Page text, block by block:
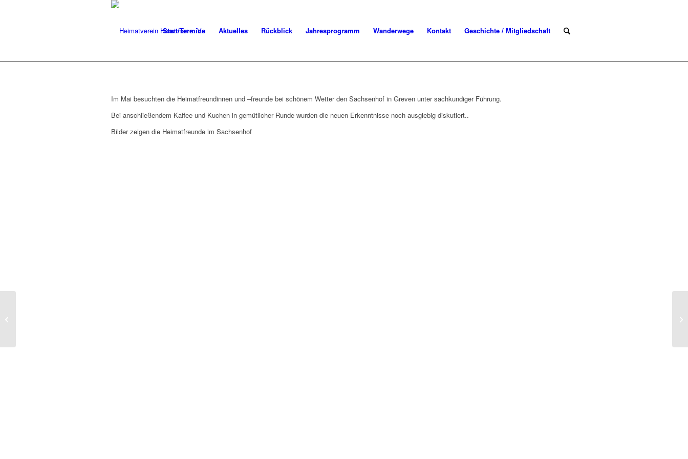
Start/Termine Aktuelles Rückblick Jahresprogramm Wanderwege Kontakt Geschichte / Mitgliedschaft
Im Mai besuchten die Heimatfreundinnen und –freunde bei schönem Wetter den Sachsenhof in Greven unter sachkundiger Führung.
Bei anschließendem Kaffee und Kuchen in gemütlicher Runde wurden die neuen Erkenntnisse noch ausgiebig diskutiert..
Bilder zeigen die Heimatfreunde im Sachsenhof